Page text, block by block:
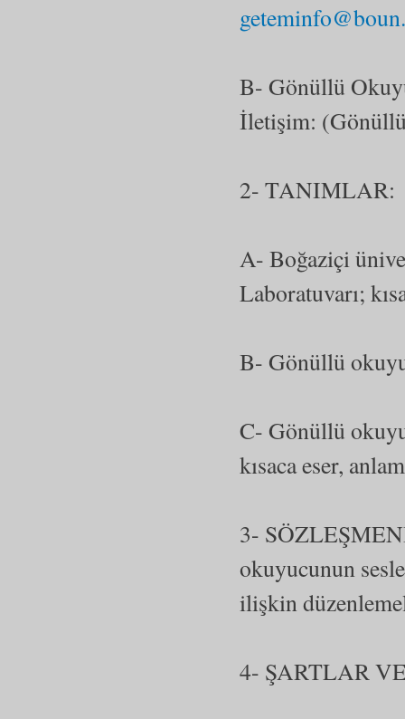
B- Gönüllü
İletişim:
2- TANIMLAR:
A- Boğaziçi
Laboratuvarı;
B- Gönüllü
C- Gönüllü
kısaca eser,
3-
okuyucunun
ilişkin
4- ŞARTLAR